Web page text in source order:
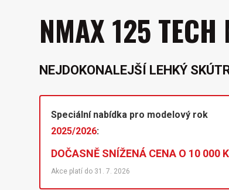
NMAX 125 TECH
NEJDOKONALEJŠÍ LEHKÝ
Speciální nabídka pro modelový rok
2025/2026:
DOČASNĚ SNÍŽENÁ CENA O 10 000
Akce platí do 31. 7. 2026